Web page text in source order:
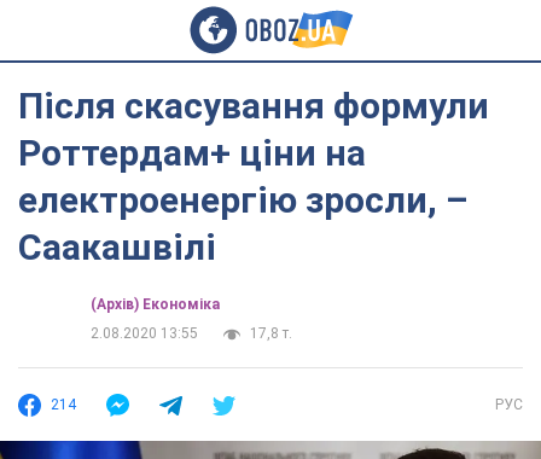
Після скасування формули
Роттердам+ ціни на
електроенергію зросли, –
Саакашвілі
(Архів) Економіка
2.08.2020 13:55
17,8 т.
214 РУС